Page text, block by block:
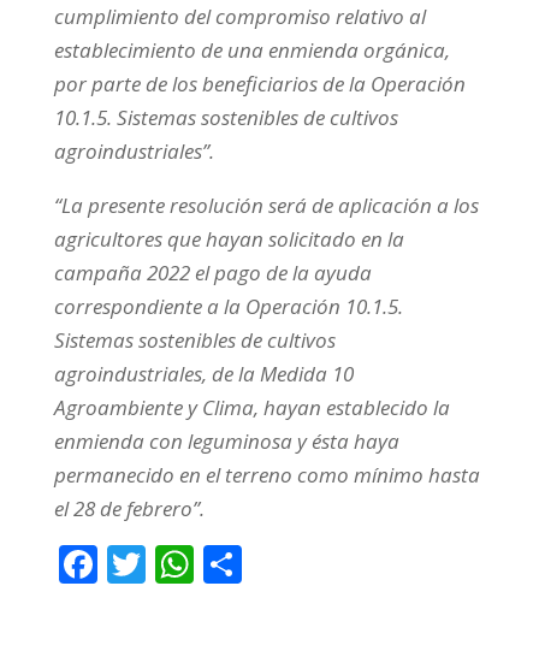
cumplimiento del compromiso relativo al
establecimiento de una enmienda orgánica,
por parte de los beneficiarios de la Operación
10.1.5. Sistemas sostenibles de cultivos
agroindustriales”.
“La presente resolución será de aplicación a los
agricultores que hayan solicitado en la
campaña 2022 el pago de la ayuda
correspondiente a la Operación 10.1.5.
Sistemas sostenibles de cultivos
agroindustriales, de la Medida 10
Agroambiente y Clima, hayan establecido la
enmienda con leguminosa y ésta haya
permanecido en el terreno como mínimo hasta
el 28 de febrero”.
F T W C